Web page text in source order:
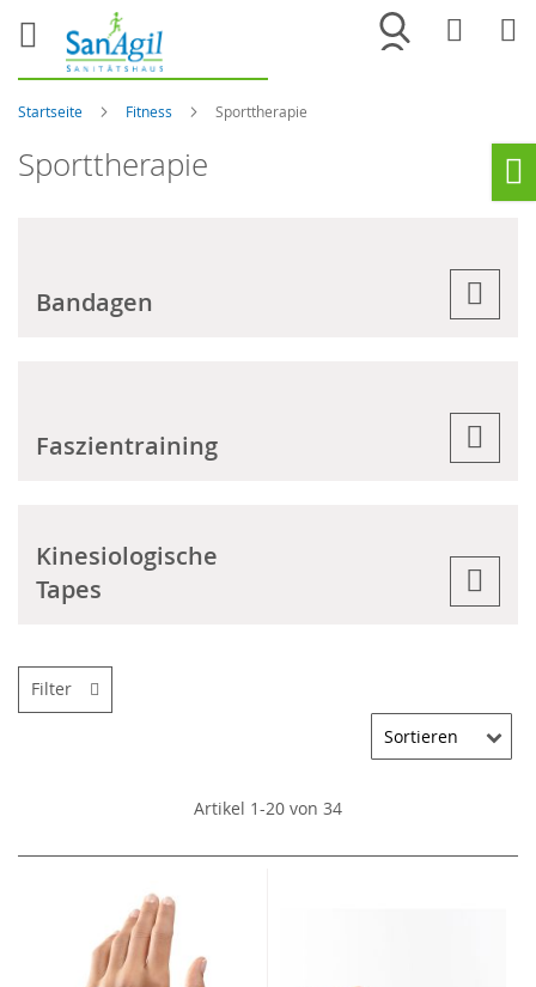
Merkliste
Startseite Fitness Sporttherapie
Sporttherapie
Bandagen
Faszientraining
Kinesiologische
Tapes
Artikel 1-20 von 34
Filter